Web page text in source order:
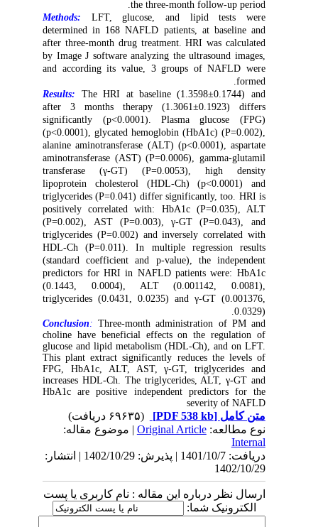
the three-month follow-up period
.
Methods:
LFT, glucose, and lipid tests were
determined in 168 NAFLD patients, at baseline and
after three-month drug treatment.HRI was calculated
by Image J software analyzing the ultrasound images,
and according its value, 3 groups of NAFLD were
formed.
Results: The HRI at baseline (1.3598±0.1744) and
after 3 months therapy (1.3061±0.1923) differs
significantly (p<0.0001). Plasma glucose (FPG)
(p<0.0001), glycated hemoglobin (HbA1c) (P=0.002),
alanine aminotransferase (ALT) (p<0.0001), aspartate
aminotransferase (AST) (P=0.0006), gamma-glutamil
transferase (γ-GT) (P=0.0053), high density
lipoprotein cholesterol (HDL-Ch) (p<0.0001) and
triglycerides (P=0.041) differ significantly, too. HRI is
positively correlated with: HbA1c (P=0.035), ALT
(P=0.002), AST (P=0.003), γ-GT (P=0.043), and
triglycerides (P=0.002) and inversely correlated with
HDL-Ch (P=0.011). In multiple regression results
(standard coefficient and p-value), the independent
predictors for HRI in NAFLD patients were: HbA1c
(0.1443, 0.0004), ALT (0.001142, 0.0081),
triglycerides (0.0431, 0.0235) and γ-GT (0.001376,
0.0329).
Conclusion: Three-month administration of PM and
choline have beneficial effects on the regulation of
glucose and lipid metabolism (HDL-Ch), and on LFT.
This plant extract significantly reduces the levels of
FPG, HbA1c, ALT, AST, γ-GT, triglycerides and
increases HDL-Ch. The triglycerides, ALT, γ-GT and
HbA1c are positive independent predictors for the
severity of NAFLD
متن کامل[PDF 538 kb]
نوع مطالعه:Original Article| موضوع مقاله:
Internal
دریافت: 1401/10/7 | پذیرش: 1402/10/29 | انتشار:
1402/10/29
ارسال نظر درباره این مقاله : نام کاربری یا پست
الکترونیک شما: